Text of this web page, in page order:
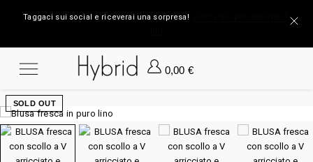
Taggaci sui social e riceverai una sorpresa!
0,00 €
SOLD OUT